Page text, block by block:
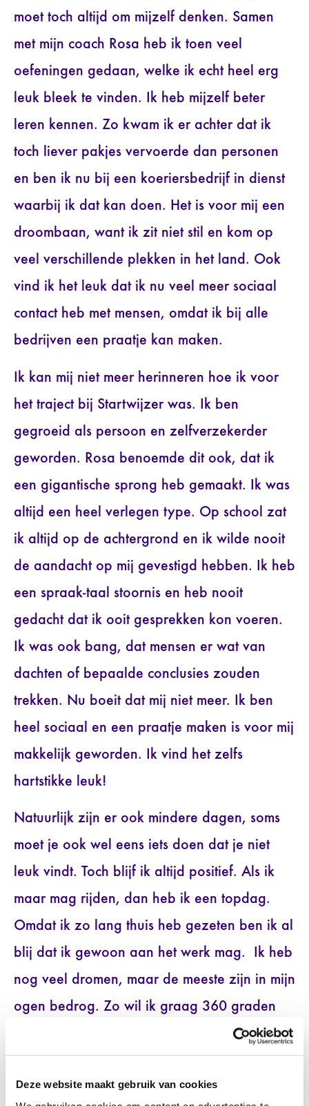
Deze website maakt gebruik van cookies
moet toch altijd om mijzelf denken. Samen
met mijn coach Rosa heb ik toen veel
oefeningen gedaan, welke ik echt heel erg
leuk bleek te vinden. Ik heb mijzelf beter
leren kennen. Zo kwam ik er achter dat ik
toch liever pakjes vervoerde dan personen
en ben ik nu bij een koeriersbedrijf in dienst
waarbij ik dat kan doen. Het is voor mij een
droombaan, want ik zit niet stil en kom op
veel verschillende plekken in het land. Ook
vind ik het leuk dat ik nu veel meer sociaal
contact heb met mensen, omdat ik bij alle
bedrijven een praatje kan maken.
Ik kan mij niet meer herinneren hoe ik voor
het traject bij Startwijzer was. Ik ben
gegroeid als persoon en zelfverzekerder
geworden. Rosa benoemde dit ook, dat ik
een gigantische sprong heb gemaakt. Ik was
altijd een heel verlegen type. Op school zat
ik altijd op de achtergrond en ik wilde nooit
de aandacht op mij gevestigd hebben. Ik heb
een spraak-taal stoornis en heb nooit
gedacht dat ik ooit gesprekken kon voeren.
Ik was ook bang, dat mensen er wat van
dachten of bepaalde conclusies zouden
trekken. Nu boeit dat mij niet meer. Ik ben
heel sociaal en een praatje maken is voor mij
makkelijk geworden. Ik vind het zelfs
hartstikke leuk!
Natuurlijk zijn er ook mindere dagen, soms
moet je ook wel eens iets doen dat je niet
leuk vindt. Toch blijf ik altijd positief. Als ik
maar mag rijden, dan heb ik een topdag.
Omdat ik zo lang thuis heb gezeten ben ik al
blij dat ik gewoon aan het werk mag. Ik heb
nog veel dromen, maar de meeste zijn in mijn
ogen bedrog. Zo wil ik graag 360 graden
foto’s maken van winkels, zodat je online
winkel. Dan kan ik twee dingen combineren,